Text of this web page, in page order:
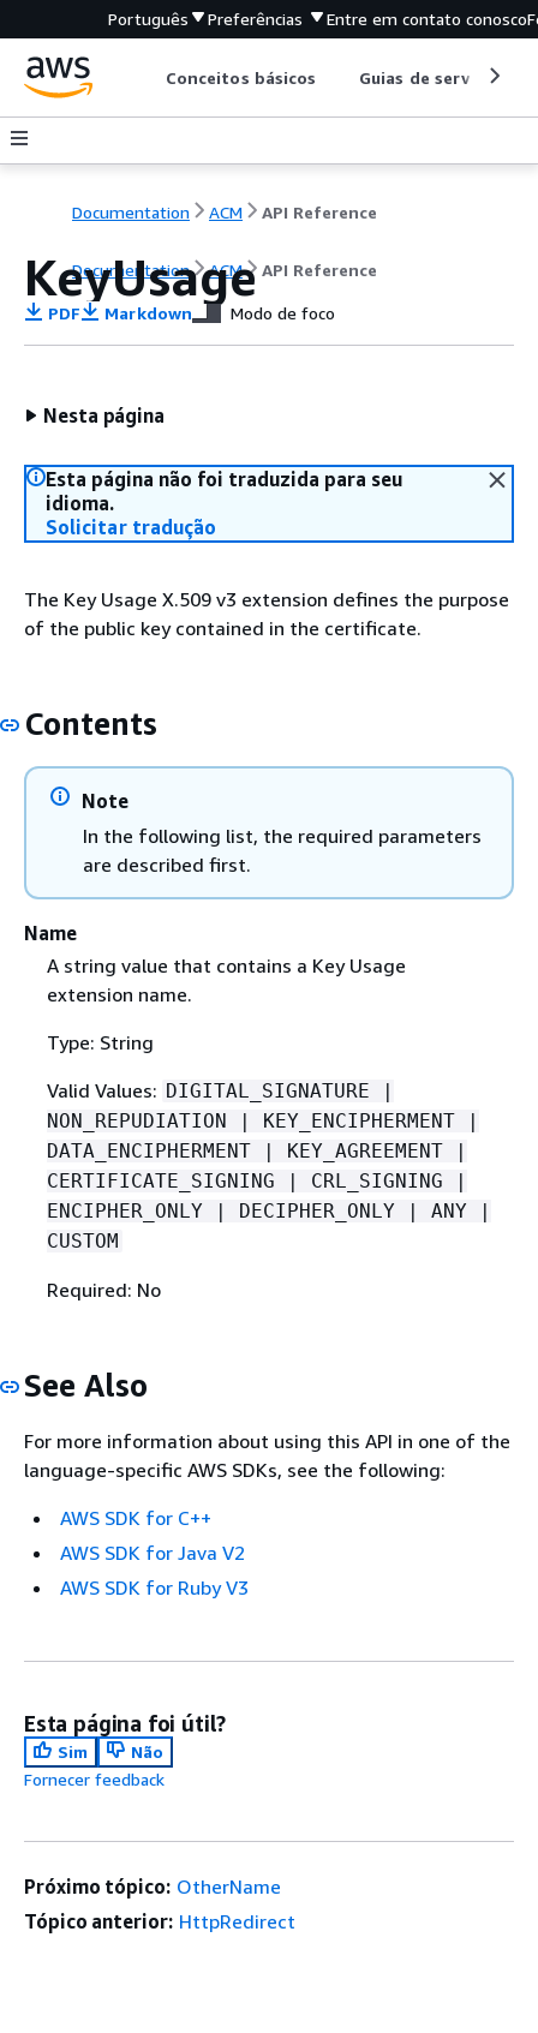
Português Preferências Entre em contato conosco
Conceitos básicos Guias de serviço
Documentation ACM API Reference
Documentation ACM API Reference
KeyUsage
PDF Markdown Modo de foco
Nesta página
Esta página não foi traduzida para seu
idioma.
Solicitar tradução
The Key Usage X.509 v3 extension defines the purpose
of the public key contained in the certificate.
Contents
Note
In the following list, the required parameters
are described first.
Name
A string value that contains a Key Usage
extension name.
Type: String
Valid Values: DIGITAL_SIGNATURE |
NON_REPUDIATION | KEY_ENCIPHERMENT |
DATA_ENCIPHERMENT | KEY_AGREEMENT |
CERTIFICATE_SIGNING | CRL_SIGNING |
ENCIPHER_ONLY | DECIPHER_ONLY | ANY |
CUSTOM
Required: No
See Also
For more information about using this API in one of the
language-specific AWS SDKs, see the following:
AWS SDK for C++
AWS SDK for Java V2
AWS SDK for Ruby V3
Esta página foi útil?
Sim
Não
Fornecer feedback
Próximo tópico: OtherName
Tópico anterior: HttpRedirect